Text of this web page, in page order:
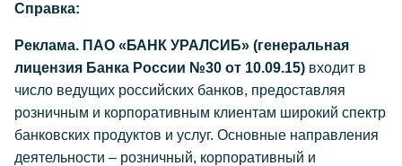
Справка:
Реклама. ПАО «БАНК УРАЛСИБ» (генеральная
лицензия Банка России №30 от 10.09.15) входит в
число ведущих российских банков, предоставляя
розничным и корпоративным клиентам широкий спектр
банковских продуктов и услуг. Основные направления
деятельности – розничный, корпоративный и